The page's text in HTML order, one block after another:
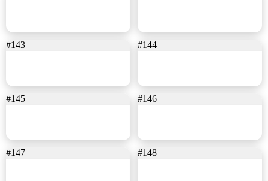
#143 #144
#145 #146
#147 #148